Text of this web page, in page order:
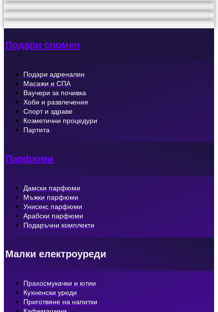
Подари спомен
Подари адреналин
Масажи и СПА
Ваучери за почивка
Хоби и развлечения
Спорт и здраве
Козметични процедури
Партита
Парфюми
Дамски парфюми
Мъжки парфюми
Унисекс парфюми
Арабски парфюми
Подаръчни комплекти
Малки електроуреди
Прахосмукачки и ютии
Кухненски уреди
Приготвяне на напитки